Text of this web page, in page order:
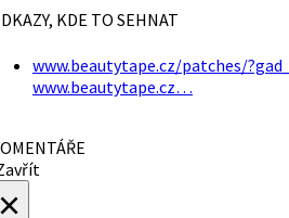
KDE TO SEHNAT
www.beautytape.cz/patches/
www.beautytape.cz…